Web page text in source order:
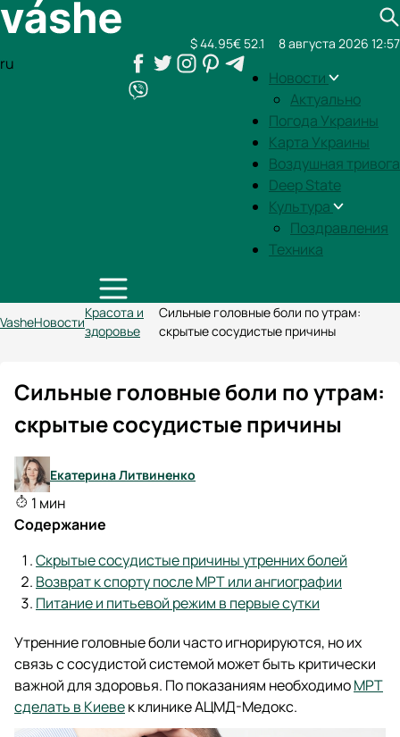
ru
Новости
Актуально
Погода Украины
Карта Украины
Воздушная тривога
Deep State
Культура
Поздравления
Техника
$ 44.95€ 52.1 8 августа 2026 12:57
VasheНовости
Красота и
здоровье
Сильные головные боли по утрам:
скрытые сосудистые причины
Сильные головные боли по утрам:
скрытые сосудистые причины
Екатерина Литвиненко
1 мин
Содержание
Скрытые сосудистые причины утренних болей
Возврат к спорту после МРТ или ангиографии
Питание и питьевой режим в первые сутки
Утренние головные боли часто игнорируются, но их
связь с сосудистой системой может быть критически
важной для здоровья. По показаниям необходимоМРТ
сделать в Киевек клинике АЦМД-Медокс.